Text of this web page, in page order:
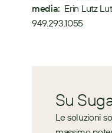
media: Erin Lutz
949.293.1055
Su
Le soluzioni